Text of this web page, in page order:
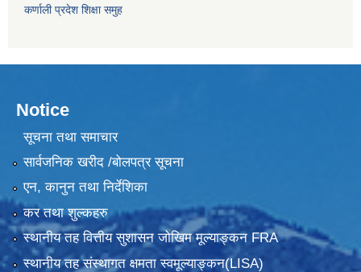
कर्णाली प्रदेश शिक्षा समुह
Notice
सूचना तथा समाचार
सार्वजनिक खरीद /बोलपत्र सूचना
एन, कानुन तथा निर्देशिका
कर तथा शुल्कहरु
स्थानीय तह वित्तीय सुशासन जोखिम मूल्याङ्कन FRA
स्थानीय तह संस्थागत क्षमता स्वमूल्याङ्कन(LISA)